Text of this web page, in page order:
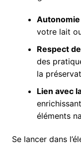
votre lait
Respect
des
la
Lien avec
éléments
Se lancer dans